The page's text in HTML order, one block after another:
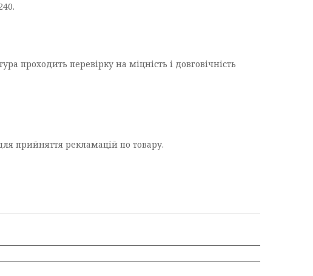
проходить перевірку на міцність і довговічність
прийняття рекламацій по товару.